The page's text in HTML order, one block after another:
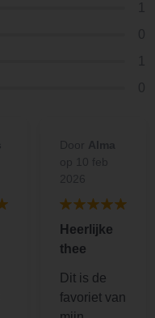
Heerlijke
thee
Dit is de
favoriet van